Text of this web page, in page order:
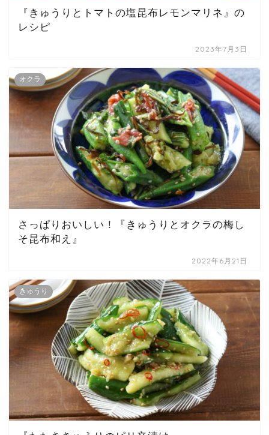
『きゅうりとトマトの塩昆布レモンマリネ』の
レシピ
2023年7月3日
オクラ
さっぱりおいしい！『きゅうりとオクラの梅し
そ昆布和え』
2022年6月21日
きゅうり